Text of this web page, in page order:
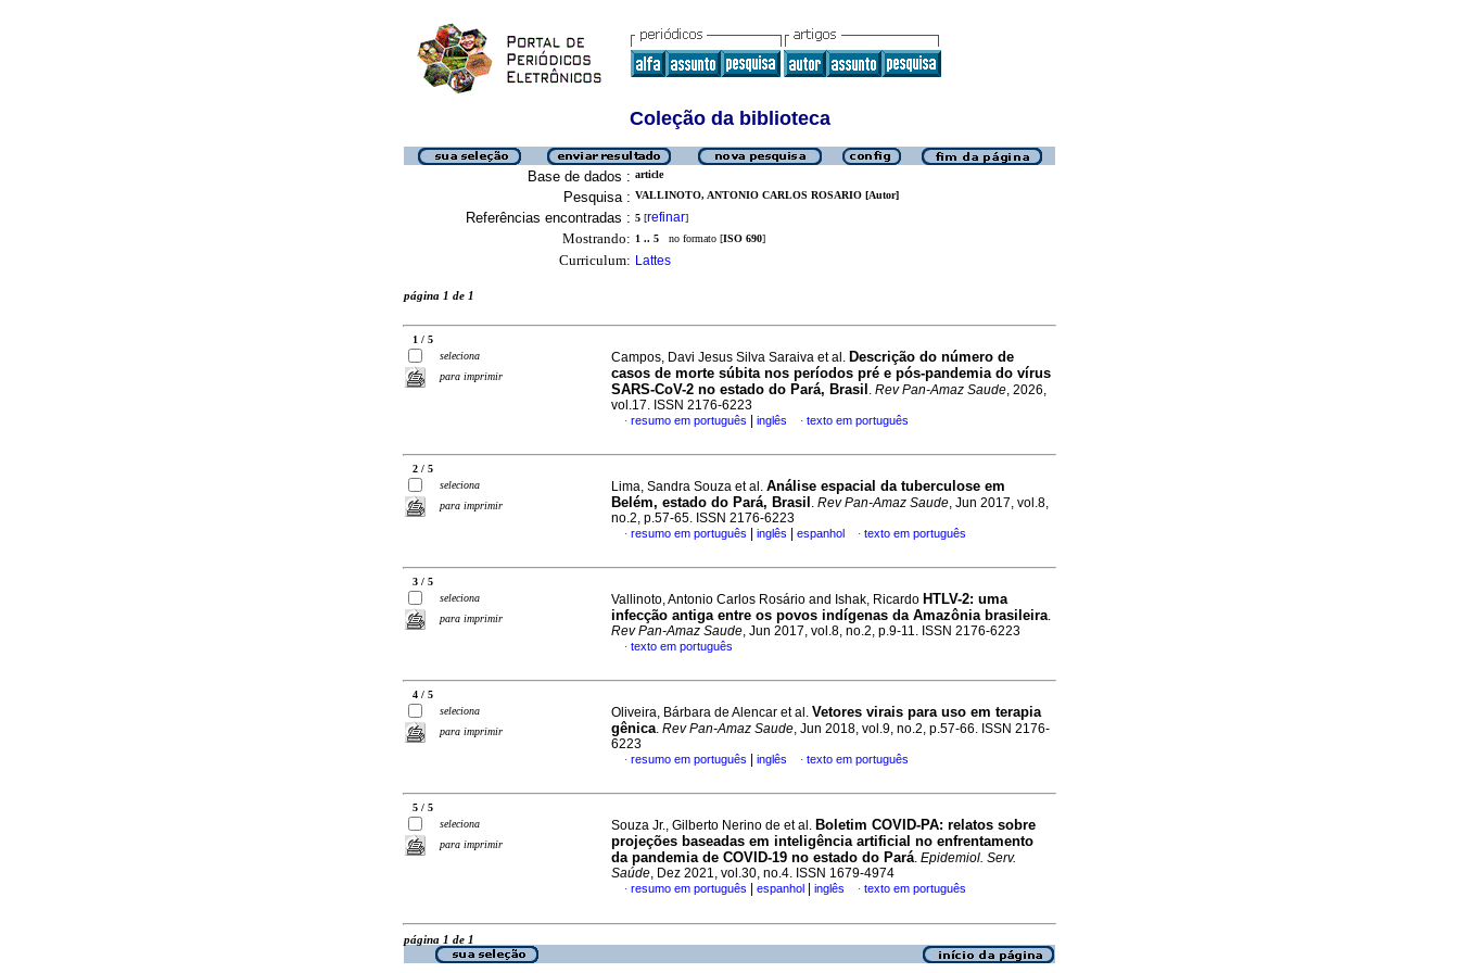
Coleção da biblioteca
Base de dados : article
Pesquisa : VALLINOTO, ANTONIO CARLOS ROSARIO [Autor]
Referências encontradas : 5 [refinar]
Mostrando: 1 .. 5 no formato [ISO 690]
Curriculum: Lattes
página 1 de 1
1 / 5
seleciona
para imprimir
Campos, Davi Jesus Silva Saraiva et al. Descrição do número de
casos de morte súbita nos períodos pré e pós-pandemia do vírus
SARS-CoV-2 no estado do Pará, Brasil . Rev Pan-Amaz Saude, 2026,
vol.17. ISSN 2176-6223
· resumo em português inglês · texto em português
2 / 5
seleciona
para imprimir
Lima, Sandra Souza et al. Análise espacial da tuberculose em
Belém, estado do Pará, Brasil . Rev Pan-Amaz Saude, Jun 2017, vol.8,
no.2, p.57-65. ISSN 2176-6223
· resumo em português inglês espanhol · texto em português
3 / 5
seleciona
para imprimir
Vallinoto, Antonio Carlos Rosário and Ishak, Ricardo HTLV-2: uma
infecção antiga entre os povos indígenas da Amazônia brasileira.
Rev Pan-Amaz Saude, Jun 2017, vol.8, no.2, p.9-11. ISSN 2176-6223
· texto em português
4 / 5
seleciona
para imprimir
Oliveira, Bárbara de Alencar et al. Vetores virais para uso em terapia
gênica. Rev Pan-Amaz Saude, Jun 2018, vol.9, no.2, p.57-66. ISSN 2176-
6223
· resumo em português inglês · texto em português
5 / 5
seleciona
para imprimir
Souza Jr., Gilberto Nerino de et al. Boletim COVID-PA: relatos sobre
projeções baseadas em inteligência artificial no enfrentamento
da pandemia de COVID-19 no estado do Pará. Epidemiol. Serv.
Saúde, Dez 2021, vol.30, no.4. ISSN 1679-4974
· resumo em português espanhol inglês · texto em português
página 1 de 1